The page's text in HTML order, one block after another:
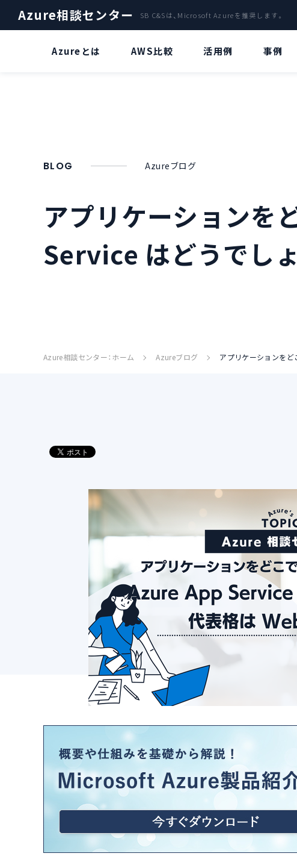
Azure相談センター SB C&Sは、Microsoft Azureを推奨します。
Azureとは AWS比較 活用例
AI・IoT
AzureのVDIで環境構築
事例
“ChatGPT” とは？
Azure OpenAI Serviceリソースデ
編]
築手順/
編]
BLOG Azureブログ
アプリケーションを
Service はどうでし
Azure相談センター：ホーム Azureブログ アプリケーションをど